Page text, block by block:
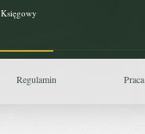
Księgowy
Regulamin Praca